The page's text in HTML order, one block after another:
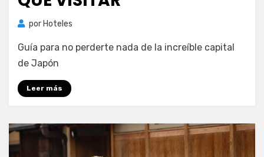
por Hoteles
Guía para no perderte nada de la increíble capital
de Japón
Leer más